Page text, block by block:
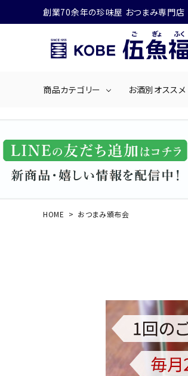
創業70余年の珍味屋 おつまみ専門店
商品カテゴリー
くぎ煮 海
佃煮・ご
お酒別オススメ
ACCOUNT MENU
ログイン 会員登録
HOME おつまみ頒布会